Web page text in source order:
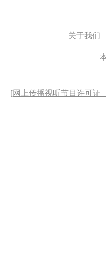
关于我们 |
[网上传播视听节目许可证（